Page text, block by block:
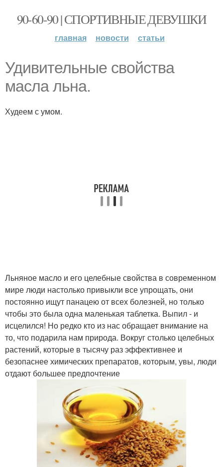
90-60-90 | СПОРТИВНЫЕ ДЕВУШКИ
главная новости статьи
Удивительные свойства
масла льна.
Худеем с умом.
Льняное масло и его целебные свойства в современном
мире люди настолько привыкли все упрощать, они
постоянно ищут панацею от всех болезней, но только
чтобы это была одна маленькая таблетка. Выпил - и
исцелился! Но редко кто из нас обращает внимание на
то, что подарила нам природа. Вокруг столько целебных
растений, которые в тысячу раз эффективнее и
безопаснее химических препаратов, которым, увы, люди
отдают большее предпочтение